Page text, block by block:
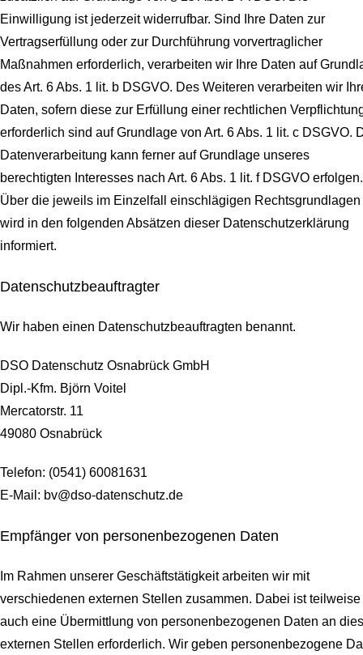
Einwilligung ist jederzeit widerrufbar. Sind Ihre Daten zur
Vertragserfüllung oder zur Durchführung vorvertraglicher
Maßnahmen erforderlich, verarbeiten wir Ihre Daten auf
des Art. 6 Abs. 1 lit. b DSGVO. Des Weiteren verarbeiten wir
Daten, sofern diese zur Erfüllung einer rechtlichen
erforderlich sind auf Grundlage von Art. 6 Abs. 1 lit. c DSGVO.
Datenverarbeitung kann ferner auf Grundlage unseres
berechtigten Interesses nach Art. 6 Abs. 1 lit. f DSGVO erfolgen.
Über die jeweils im Einzelfall einschlägigen Rechtsgrundlagen
wird in den folgenden Absätzen dieser Datenschutzerklärung
informiert.
Datenschutz­beauftragter
Wir haben einen Datenschutzbeauftragten benannt.
DSO Datenschutz Osnabrück GmbH
Dipl.-Kfm. Björn Voitel
Mercatorstr. 11
49080 Osnabrück
Telefon: (0541) 60081631
E-Mail: bv@dso-datenschutz.de
Empfänger von personenbezogenen Daten
Im Rahmen unserer Geschäftstätigkeit arbeiten wir mit
verschiedenen externen Stellen zusammen. Dabei ist teilweise
auch eine Übermittlung von personenbezogenen Daten an
externen Stellen erforderlich. Wir geben personenbezogene